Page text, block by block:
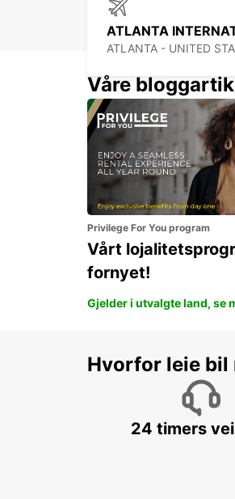
Våre
Privilege For You program
Vårt
fornyet!
Gjelder i utvalgte land, se
Hvorfor leie bil
24 timers